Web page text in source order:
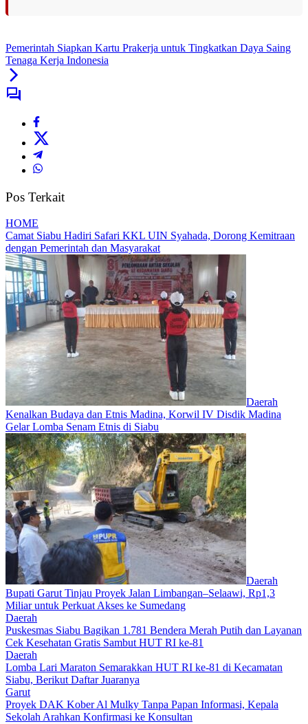
Pemerintah Siapkan Kartu Prakerja untuk Tingkatkan Daya Saing
Tenaga Kerja Indonesia
Pos Terkait
HOME
Camat Siabu Hadiri Safari KKL UIN Syahada, Dorong Kemitraan
dengan Pemerintah dan Masyarakat
Daerah
Kenalkan Budaya dan Etnis Madina, Korwil IV Disdik Madina
Gelar Lomba Senam Etnis di Siabu
Daerah
Bupati Garut Tinjau Proyek Jalan Limbangan–Selaawi, Rp1,3
Miliar untuk Perkuat Akses ke Sumedang
Daerah
Puskesmas Siabu Bagikan 1.781 Bendera Merah Putih dan Layanan
Cek Kesehatan Gratis Sambut HUT RI ke-81
Daerah
Lomba Lari Maraton Semarakkan HUT RI ke-81 di Kecamatan
Siabu, Berikut Daftar Juaranya
Garut
Proyek DAK Kober Al Mulky Tanpa Papan Informasi, Kepala
Sekolah Arahkan Konfirmasi ke Konsultan